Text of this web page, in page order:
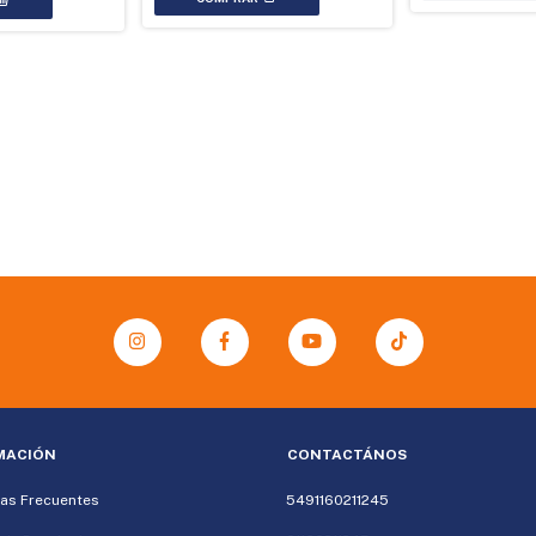
Frecuentes
CONTACTÁNOS
5491160211245